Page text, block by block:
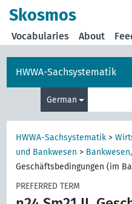
Skosmos
Vocabularies About
HWWA-Sachsystematik
German
HWWA-Sachsystematik >
und Bankwesen >
Geschäftsbedingungen (im
PREFERRED TERM